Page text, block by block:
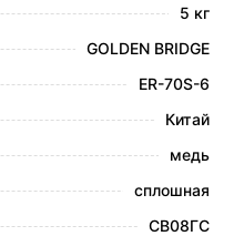
5 кг
GOLDEN BRIDGE
ER-70S-6
Китай
медь
сплошная
СВ08ГС